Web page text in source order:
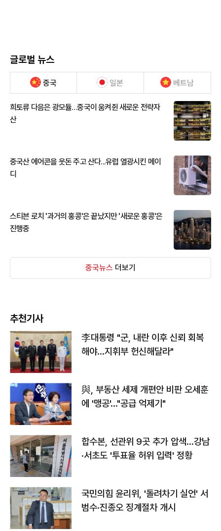
글로벌 뉴스
중국 일본 베트남
희토류 다음은 광모듈…중국이 움켜쥔 새로운 전략자
산
중국산 에어콘을 웃돈 주고 산다...유럽 열광시킨 메이
디
스티븐 로치 '과거의 홍콩'은 끝났지만 '새로운 홍콩'은
진행중
중국뉴스 더보기
추천기사
李대통령 "군, 내란 이후 신뢰 회복
해야…지휘부 헌신해달라"
與, 부동산 세제 개편안 비판 오세훈
에 '맹공'…"공급 억제기"
합수본, 선관위 9곳 추가 압색…강남
·서초도 '투표율 허위 입력' 정황
국민의힘 윤리위, '돌려차기 실언' 서
범수·진종오 징계절차 개시